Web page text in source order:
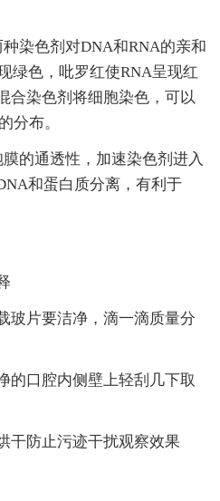
色剂对DNA和RNA的亲和
绿色，吡罗红使RNA呈现红
合染色剂将细胞染色，可以
分布。
通透性，加速染色剂进入
和蛋白质分离，有利于
片要洁净，滴一滴质量分
口腔内侧壁上轻刮几下取
防止污迹干扰观察效果